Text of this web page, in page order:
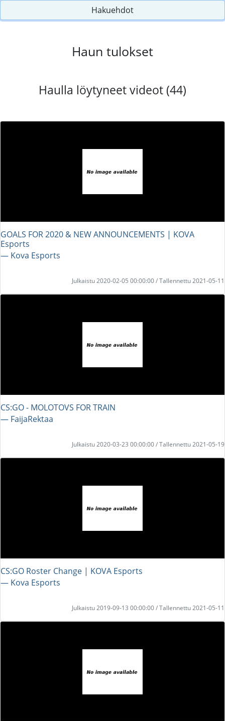
Hakuehdot
Haun tulokset
Haulla löytyneet videot (44)
GOALS FOR 2020 & NEW ANNOUNCEMENTS | KOVA
Esports
― Kova Esports
Julkaistu 2020-02-05 00:00:00 / Tallennettu 2021-05-11
CS:GO - MOLOTOVS FOR TRAIN
― FaijaRektaa
Julkaistu 2020-03-23 00:00:00 / Tallennettu 2021-05-19
CS:GO Roster Change | KOVA Esports
― Kova Esports
Julkaistu 2019-09-13 00:00:00 / Tallennettu 2021-05-11